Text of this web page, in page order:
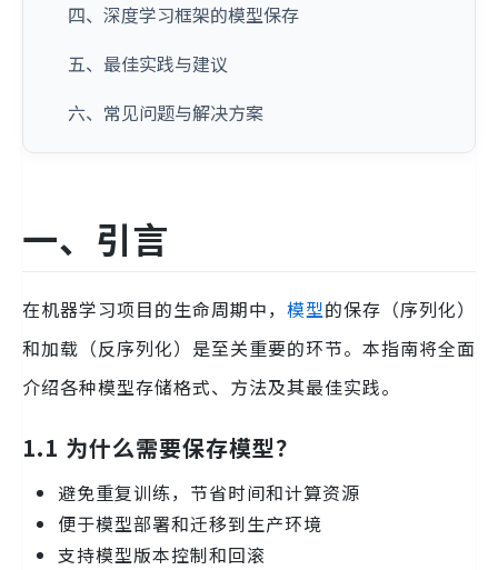
四、深度学习框架的模型保存
五、最佳实践与建议
六、常见问题与解决方案
一、引言
在机器学习项目的生命周期中， 模型的保存（序列化）
和加载（反序列化）是至关重要的环节。本指南将全面
介绍各种模型存储格式、方法及其最佳实践。
1.1 为什么需要保存模型？
避免重复训练，节省时间和计算资源
便于模型部署和迁移到生产环境
支持模型版本控制和回滚